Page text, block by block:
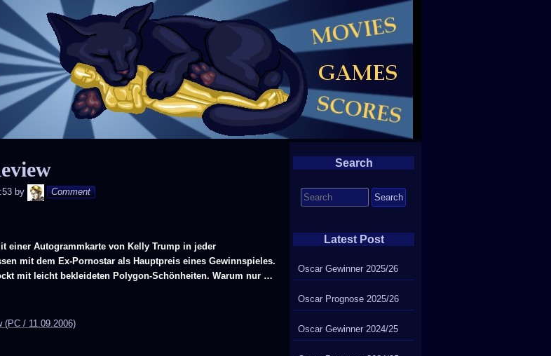
Skip
to
content
by Andy
Comment
einer Autogrammkarte von Kelly Trump in jeder
mit dem Ex-Pornostar als Hauptpreis eines Gewinnspieles.
mit leicht bekleideten Polygon-Schönheiten. Warum nur …
(PC / 11.09.2006)
Search
for:
Latest Post
Oscar Gewinner 2025/26
Oscar Prognose 2025/26
Oscar Gewinner 2024/25